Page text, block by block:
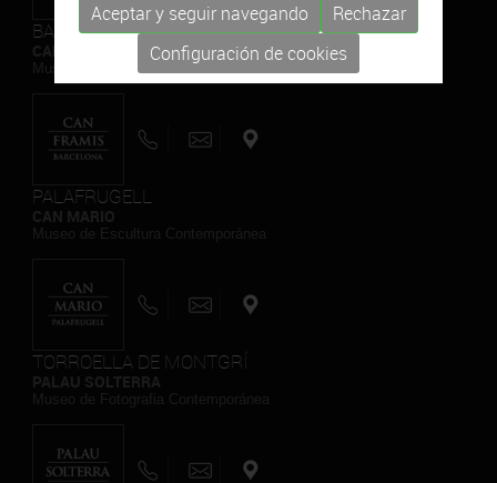
BARCELONA
Museo de Pintura Contemporánea
PALAFRUGELL
TORROELLA DE MONTGRÍ
Aceptar y seguir navegando
Rechazar
Configuración de cookies